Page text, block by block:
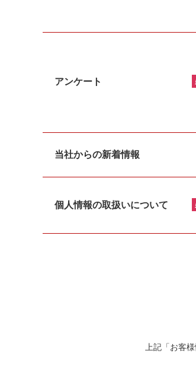
アンケート
当社からの新着情報
個人情報の取扱いについて
上記「お客